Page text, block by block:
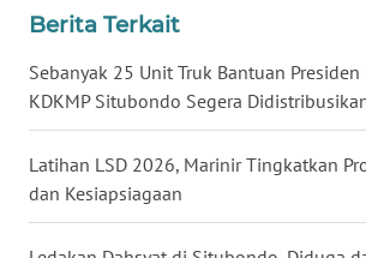
Berita Terkait
Sebanyak 25 Unit Truk Bantuan
KDKMP Situbondo Segera
Latihan LSD 2026, Marinir Tingkatkan
dan Kesiapsiagaan
WN
WN
WN
SULBAR